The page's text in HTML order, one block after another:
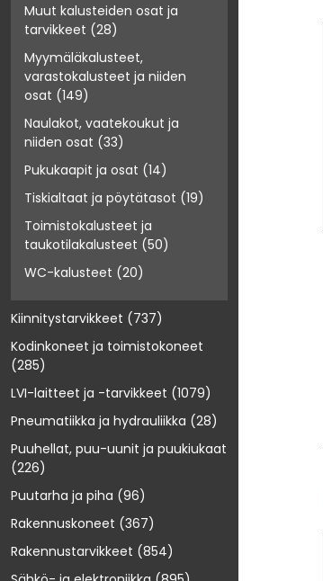
Muut kalusteiden osat ja
tarvikkeet (28)
Myymäläkalusteet,
varastokalusteet ja niiden
osat (149)
Naulakot, vaatekoukut ja
niiden osat (33)
Pukukaapit ja osat (14)
Tiskialtaat ja pöytätasot (19)
Toimistokalusteet ja
taukotilakalusteet (50)
WC-kalusteet (20)
Kiinnitystarvikkeet (737)
Kodinkoneet ja toimistokoneet
(285)
LVI-laitteet ja -tarvikkeet (1079)
Pneumatiikka ja hydrauliikka (28)
Puuhellat, puu-uunit ja puukiukaat
(226)
Puutarha ja piha (96)
Rakennuskoneet (367)
Rakennustarvikkeet (854)